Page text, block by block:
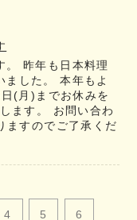
。 昨年も日本料理
ました。 本年もよ
(月)までお休みを
ます。 お問い合わ
ますのでご了承くだ
4 5 6